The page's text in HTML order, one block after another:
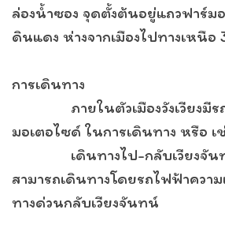
ล่องน้ำซอง จุดตั้งต้นอยู่แถวฟาร์ม
ดินแดง ห่างจากเมืองไปทางเหนือ
การเดินทาง
ภายในตัวเมืองวังเวียงมีรถ
มอเตอไซด์ ในการเดินทาง หรือ เ
เดินทางไป-กลับเวียงจันทน์
สามารถเดินทางโดยรถไฟฟ้าความ
ทางด่วนกลับเวียงจันทน์